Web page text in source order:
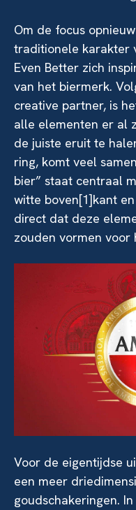
Om de focus
traditionele karakter
Even Better zich
van het biermerk.
creative partner, is
alle elementen er al
de juiste eruit te
ring, komt veel
bier” staat centraal
witte boven[1]kant
direct dat deze
zouden vormen voor
Voor de eigentijdse
een meer
goudschakeringen.